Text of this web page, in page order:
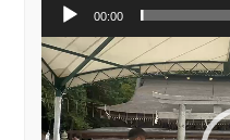
00:00
動
画
プ
レ